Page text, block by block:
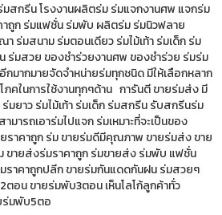
สกรีน โรงงานผลิตร่ม ร่มแจกงานศพ แจกร่ม
ถูก ร่มแฟชั่น ร่มพับ ผลิตร่ม ร่มนิวฟลาย
ร่มสนาม ร่มตอนเดียว ร่มไม้เท้า ร่มเด็ก ร่ม
ร่มสวย ของชำร่วยงานศพ ของชำร่วย ร่มร่ม
มากมายจัดจำหน่ายร่มทุกชนิด มีให้เลือกหลาก
คในการใช้งานทุกๆด้าน การันตี ขายร่มส่ง มี
ยาว ร่มไม้เท้า ร่มเด็ก ร่มสกรีน รับสกรีนร่ม
ารถเอาร่มไปแจก ร่มเหมาะที่จะเป็นของ
ราคาถูก ร่ม ขายร่มดีมีคุณภาพ ขายร่มส่ง ขาย
ขายส่งร่มราคาถูก ร่มขายส่ง ร่มพับ แฟชั่น
ราคาถูกปลีก ขายร่มกันแดดกันฝน ร่มสวยๆ
ตอน ขายร่มพับ3ตอน เห็นโลโก้ลูกค้าทั่ว
ร่มพับ5ตอ